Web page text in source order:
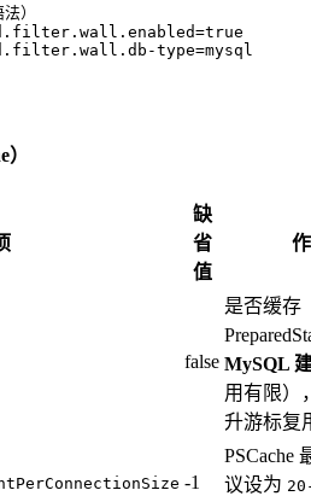
法）
=true
type=mysql
缺
省
值
false
是否缓存
MySQL
用有限）
升游标复
-1
PSCache
议设为